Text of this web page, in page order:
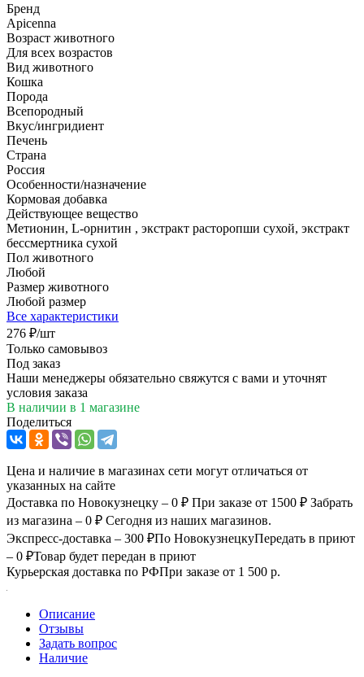
Бренд
Apicenna
Возраст животного
Для всех возрастов
Вид животного
Кошка
Порода
Всепородный
Вкус/ингридиент
Печень
Страна
Россия
Особенности/назначение
Кормовая добавка
Действующее вещество
Метионин, L-орнитин , экстракт расторопши сухой, экстракт
бессмертника сухой
Пол животного
Любой
Размер животного
Любой размер
Все характеристики
276 ₽/шт
Только самовывоз
Под заказ
Наши менеджеры обязательно свяжутся с вами и уточнят
условия заказа
В наличии в 1 магазине
Поделиться
Цена и наличие в магазинах сети могут отличаться от
указанных на сайте
Доставка по Новокузнецку – 0 ₽ При заказе от 1500 ₽ Забрать
из магазина – 0 ₽ Сегодня из наших магазинов.
Экспресс-доставка – 300 ₽По НовокузнецкуПередать в приют
– 0 ₽Товар будет передан в приют
Курьерская доставка по РФПри заказе от 1 500 р.
Описание
Отзывы
Задать вопрос
Наличие